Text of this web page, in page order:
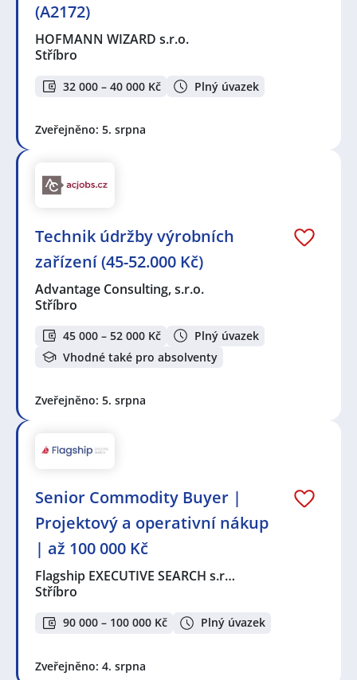
(A2172)
HOFMANN WIZARD s.r.o.
Stříbro
32 000 – 40 000 Kč Plný úvazek
Zveřejněno: 5. srpna
Technik údržby výrobních
zařízení (45-52.000 Kč)
Advantage Consulting, s.r.o.
Stříbro
45 000 – 52 000 Kč
Plný úvazek
Vhodné také pro absolventy
Zveřejněno: 5. srpna
Senior Commodity Buyer |
Projektový a operativní nákup
| až 100 000 Kč
Flagship EXECUTIVE SEARCH s.r…
Stříbro
90 000 – 100 000 Kč Plný úvazek
Zveřejněno: 4. srpna